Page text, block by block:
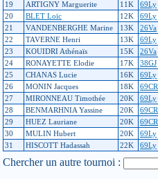
19
ARTIGNY Marguerite 11K 69Ly
20
BLET Loïc 12K 69Ly
21
VANDENBERGHE Marine 13K 26Va
22
TAVERNE Henri 13K 69Ly
23
KOUIDRI Athénaïs 15K 26Va
24
RONAYETTE Elodie 17K 38GJ
25
CHANAS Lucie 16K 69Ly
26
MONIN Jacques 18K 69CR
27
MIRONNEAU Timothée 20K 69Ly
28
BENMARHNIA Yassine 20K 69CR
29
HUEZ Lauriane 20K 69CR
30
MULIN Hubert 20K 69Ly
31
HISCOTT Hadassah 22K 69Ly
Chercher un autre tournoi :